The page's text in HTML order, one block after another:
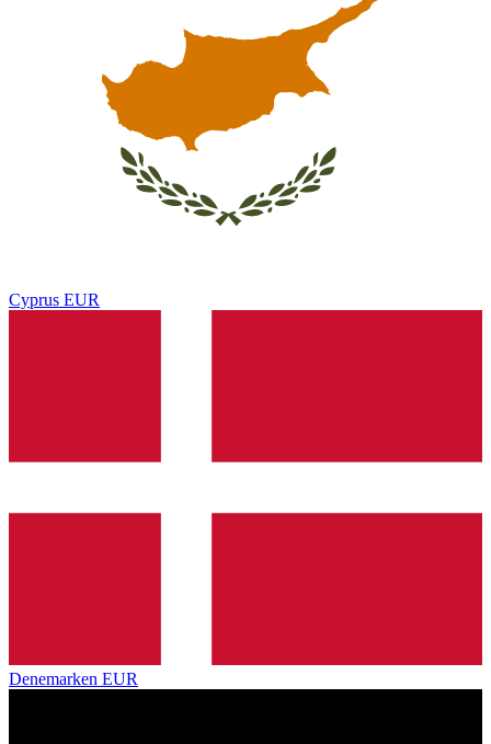
Cyprus EUR
Denemarken EUR